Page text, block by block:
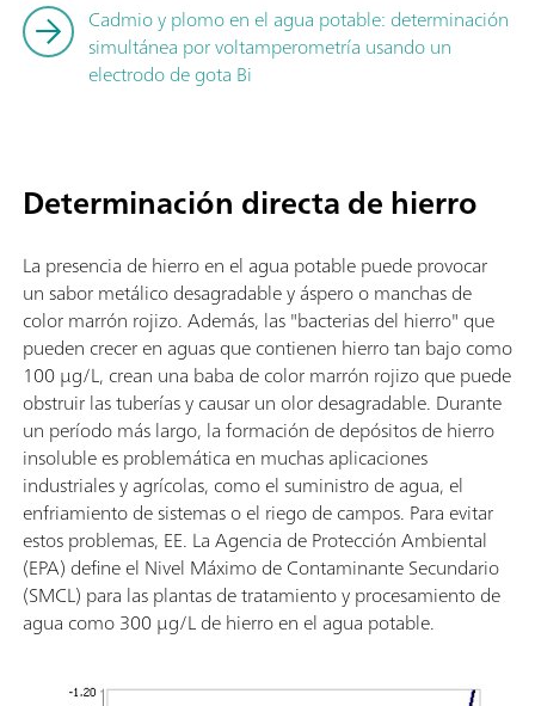
Cadmio y plomo en el agua potable: determinación
simultánea por voltamperometría usando un
electrodo de gota Bi
Determinación directa de hierro
La presencia de hierro en el agua potable puede provocar
un sabor metálico desagradable y áspero o manchas de
color marrón rojizo. Además, las "bacterias del hierro" que
pueden crecer en aguas que contienen hierro tan bajo como
100 µg/L, crean una baba de color marrón rojizo que puede
obstruir las tuberías y causar un olor desagradable. Durante
un período más largo, la formación de depósitos de hierro
insoluble es problemática en muchas aplicaciones
industriales y agrícolas, como el suministro de agua, el
enfriamiento de sistemas o el riego de campos. Para evitar
estos problemas, EE. La Agencia de Protección Ambiental
(EPA) define el Nivel Máximo de Contaminante Secundario
(SMCL) para las plantas de tratamiento y procesamiento de
agua como 300 µg/L de hierro en el agua potable.